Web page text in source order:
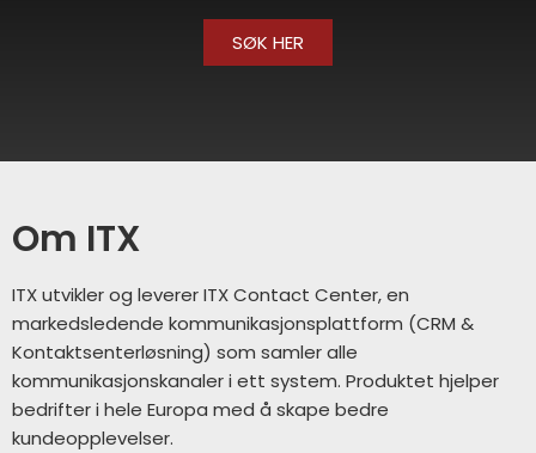
SØK HER
Om ITX
ITX utvikler og leverer ITX Contact Center, en
markedsledende kommunikasjonsplattform (CRM &
Kontaktsenterløsning) som samler alle
kommunikasjonskanaler i ett system. Produktet hjelper
bedrifter i hele Europa med å skape bedre
kundeopplevelser.